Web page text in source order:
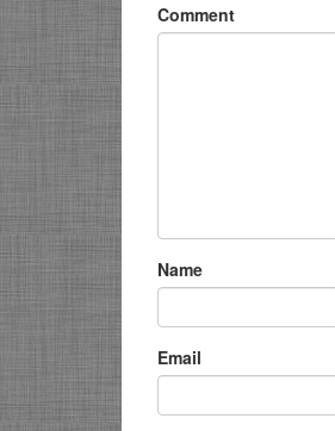
Comment
Name
Email